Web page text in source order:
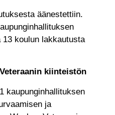
äänestettiin.
koulun lakkautusta
kiinteistön
kaupunginhallituksen
ja